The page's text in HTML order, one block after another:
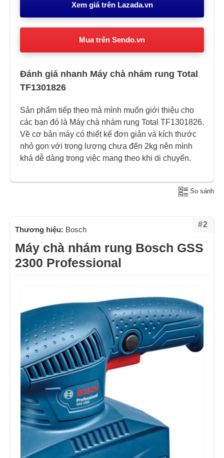
Xem giá trên Lazada.vn
Mua trên Sendo.vn
Đánh giá nhanh Máy chà nhám rung Total
TF1301826
Sản phẩm tiếp theo mà mình muốn giới thiệu cho
các bạn đó là Máy chà nhám rung Total TF1301826.
Về cơ bản máy có thiết kế đơn giản và kích thước
nhỏ gọn với trọng lượng chưa đến 2kg nên mình
khá dễ dàng trong việc mang theo khi di chuyển.
So sánh
#2
Thương hiệu: Bosch
Máy chà nhám rung Bosch GSS
2300 Professional